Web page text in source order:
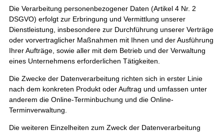
Die Verarbeitung personenbezogener Daten (Artikel 4 Nr. 2
DSGVO) erfolgt zur Erbringung und Vermittlung unserer
Dienstleistung, insbesondere zur Durchführung unserer Verträge
oder vorvertraglicher Maßnahmen mit Ihnen und der Ausführung
Ihrer Aufträge, sowie aller mit dem Betrieb und der Verwaltung
eines Unternehmens erforderlichen Tätigkeiten.
Die Zwecke der Datenverarbeitung richten sich in erster Linie
nach dem konkreten Produkt oder Auftrag und umfassen unter
anderem die Online-Terminbuchung und die Online-
Terminverwaltung.
Die weiteren Einzelheiten zum Zweck der Datenverarbeitung